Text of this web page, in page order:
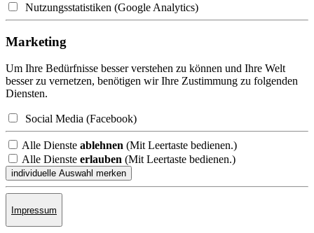
Nutzungsstatistiken (Google Analytics)
Marketing
Um Ihre Bedürfnisse besser verstehen zu können und Ihre Welt
besser zu vernetzen, benötigen wir Ihre Zustimmung zu folgenden
Diensten.
Social Media (Facebook)
Alle Dienste ablehnen (Mit Leertaste bedienen.)
Alle Dienste erlauben (Mit Leertaste bedienen.)
Impressum